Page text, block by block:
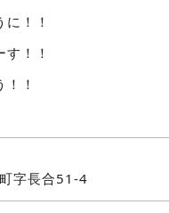
！！
！！
！
字長合51-4